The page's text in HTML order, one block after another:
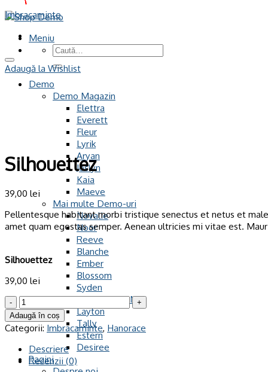
Meniu
Caută
după:
Demo
Demo Magazin
Elettra
Everett
Fleur
Lyrik
Aryan
Joslyn
Kaia
Maeve
Mai multe Demo-uri
Novalie
Noor
Reeve
Blanche
Ember
Blossom
Syden
Site de Prezentare
Layton
Tally
Estern
Desiree
Pagini
Imbracaminte
Adaugă la Wishlist
Silhouettez
39,00 lei
Pellentesque habitant morbi tristique senectus et netus et
amet quam egestas semper. Aenean ultricies mi vitae est.
Silhouettez
39,00 lei
Cantitate
Silhouettez
Adaugă în coș
Categorii: Imbracaminte, Hanorace
Descriere
Recenzii (0)